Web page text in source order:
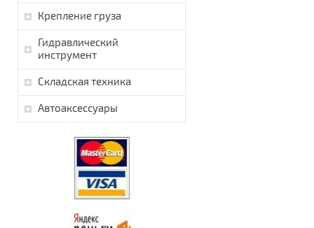
Крепление груза
Гидравлический
инструмент
Складская техника
Автоаксессуары